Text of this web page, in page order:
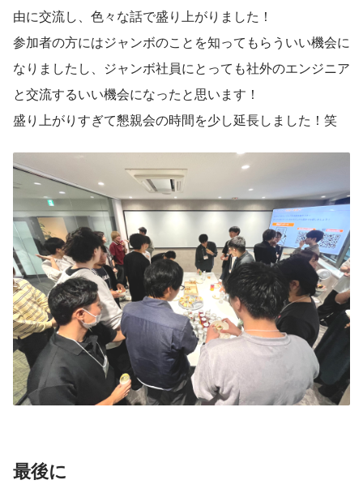
由に交流し、色々な話で盛り上がりました！
参加者の方にはジャンボのことを知ってもらういい機会に
なりましたし、ジャンボ社員にとっても社外のエンジニア
と交流するいい機会になったと思います！
盛り上がりすぎて懇親会の時間を少し延長しました！笑
最後に